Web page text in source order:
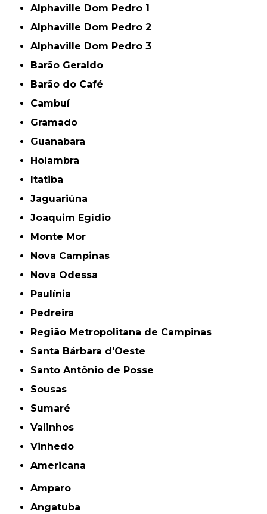
Alphaville Dom Pedro 1
Alphaville Dom Pedro 2
Alphaville Dom Pedro 3
Barão Geraldo
Barão do Café
Cambuí
Gramado
Guanabara
Holambra
Itatiba
Jaguariúna
Joaquim Egídio
Monte Mor
Nova Campinas
Nova Odessa
Paulínia
Pedreira
Região Metropolitana de Campinas
Santa Bárbara d'Oeste
Santo Antônio de Posse
Sousas
Sumaré
Valinhos
Vinhedo
americana
Amparo
Angatuba